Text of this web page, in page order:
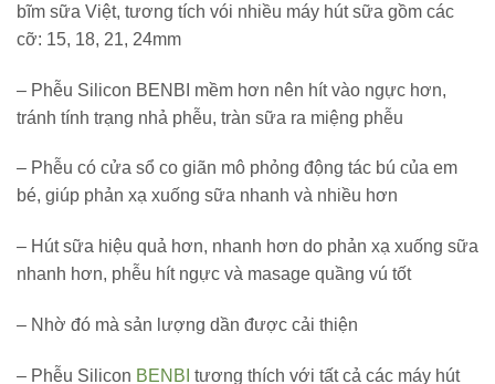
bĩm sữa Việt, tương tích vói nhiều máy hút sữa gồm các
cỡ: 15, 18, 21, 24mm
– Phễu Silicon BENBI mềm hơn nên hít vào ngực hơn,
tránh tính trạng nhả phễu, tràn sữa ra miệng phễu
– Phễu có cửa sổ co giãn mô phỏng động tác bú của em
bé, giúp phản xạ xuống sữa nhanh và nhiều hơn
– Hút sữa hiệu quả hơn, nhanh hơn do phản xạ xuống sữa
nhanh hơn, phễu hít ngực và masage quầng vú tốt
– Nhờ đó mà sản lượng dần được cải thiện
– Phễu Silicon BENBI tương thích với tất cả các máy hút